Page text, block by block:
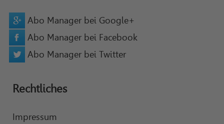
Abo Manager bei Google+
Abo Manager bei Facebook
Abo Manager bei Twitter
Rechtliches
Impressum